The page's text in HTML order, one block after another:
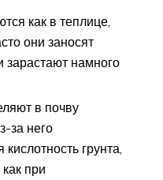
как в теплице,
они заносят
зарастают намного
в почву
за него
грунта,
при